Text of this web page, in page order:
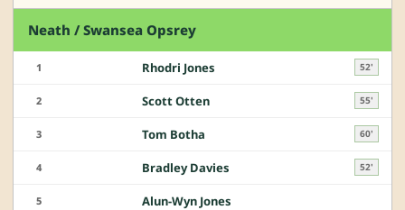
Neath / Swansea Opsrey
1 Rhodri Jones 52'
2 Scott Otten 55'
3 Tom Botha 60'
4 Bradley Davies 52'
5 Alun-Wyn Jones